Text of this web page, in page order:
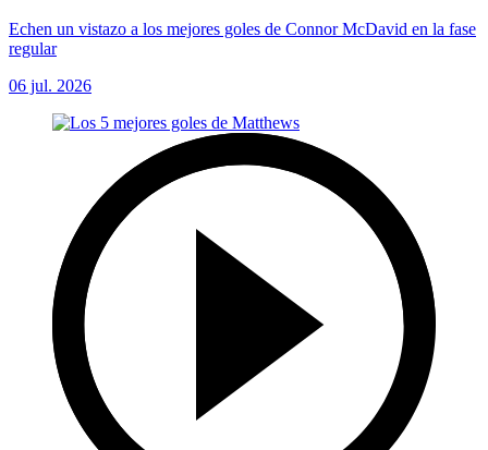
Echen un vistazo a los mejores goles de Connor McDavid en la fase
regular
06 jul. 2026